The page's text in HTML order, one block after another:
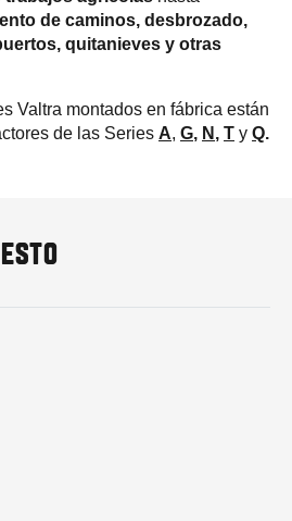
de caminos, desbrozado,
quitanieves y otras
Valtra montados en fábrica están
de las Series A, G, N , T y Q.